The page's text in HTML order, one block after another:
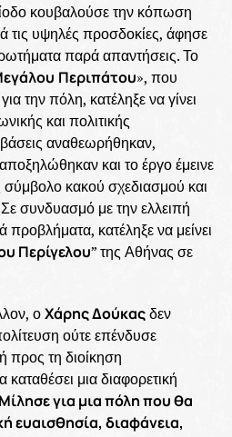
κουβαλούσε την κόπωση
τις υψηλές προσδοκίες, άφησε
παρά απαντήσεις. Το
Περιπάτου», που
την πόλη, κατέληξε να γίνει
και πολιτικής
αναθεωρήθηκαν,
και το έργο έμεινε
κακού σχεδιασμού και
συνδυασμό με την ελλειπή
προβλήματα, κατέληξε να μείνει
Περίγελου” της Αθήνας σε
οΧάρης Δούκαςδεν
ούτε επένδυσε
προς τη διοίκηση
μια διαφορετική
Μίλησε για μια πόλη που θα
ευαισθησία, διαφάνεια,